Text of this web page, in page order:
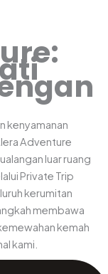
kenyamanan
Adventure
luar ruang
Private Trip
kerumitan
membawa
kemah
kami.